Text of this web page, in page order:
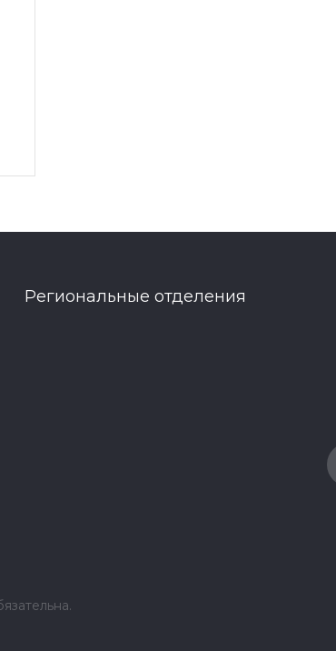
Региональные отделения